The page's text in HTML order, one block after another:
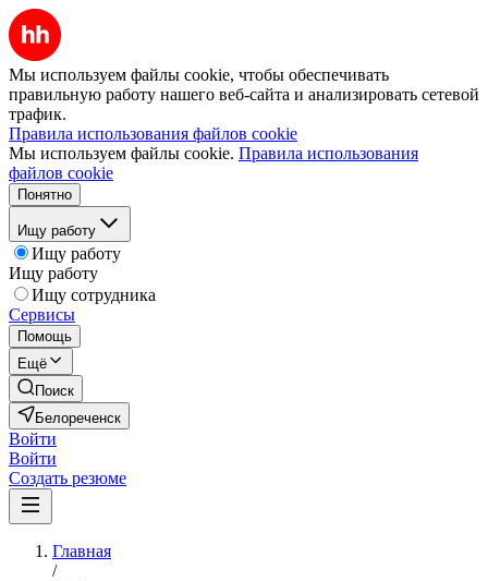
Мы используем файлы cookie, чтобы обеспечивать
правильную работу нашего веб-сайта и анализировать сетевой
трафик.
Правила использования файлов cookie
Мы используем файлы cookie. Правила использования
файлов cookie
Понятно
Ищу работу
Ищу работу
Ищу работу
Ищу сотрудника
Сервисы
Помощь
Ещё
Поиск
Белореченск
Войти
Войти
Создать резюме
Главная
/